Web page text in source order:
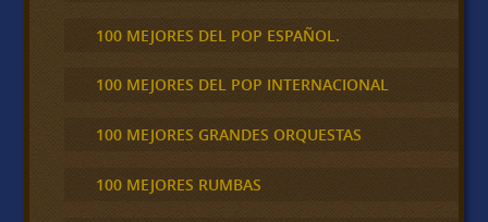
100 MEJORES DEL POP ESPAÑOL.
100 MEJORES DEL POP INTERNACIONAL
100 MEJORES GRANDES ORQUESTAS
100 MEJORES RUMBAS